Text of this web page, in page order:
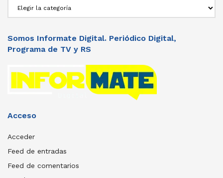
Somos Informate Digital. Periódico Digital,
Programa de TV y RS
Acceso
Acceder
Feed de entradas
Feed de comentarios